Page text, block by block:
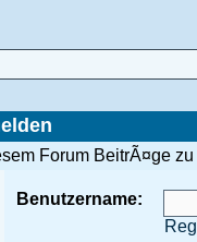
Forum BeitrÃ¤ge
Benutzername: